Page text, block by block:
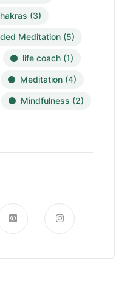
(3)
Meditation (5)
life coach (1)
Meditation (4)
Mindfulness (2)